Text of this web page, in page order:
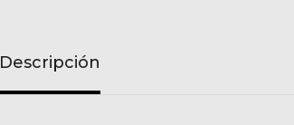
Descripción